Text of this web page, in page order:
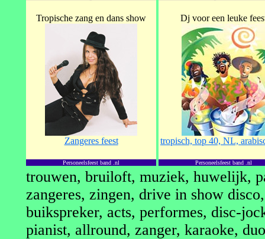
Tropische zang en dans show
Zangeres feest
Personeelsfeest band .nl
Dj voor een leuke
tropisch, top 40, NL,
Personeelsfeest band .nl
trouwen, bruiloft, muziek, huwelijk,
zangeres, zingen, drive in show
buikspreker, acts, performes, disc-
pianist, allround, zanger, karaoke,